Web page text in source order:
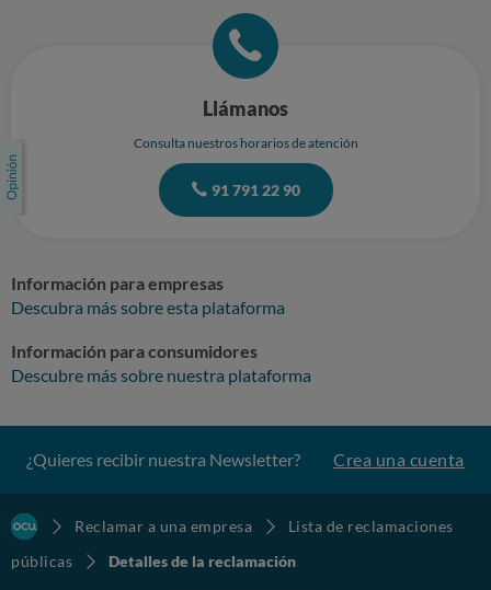
Llámanos
Consulta nuestros horarios de atención
91 791 22 90
Información para empresas
Descubra más sobre esta plataforma
Información para consumidores
Descubre más sobre nuestra plataforma
¿Quieres recibir nuestra Newsletter? Crea una cuenta
Reclamar a una empresa
Lista de reclamaciones
públicas
Detalles de la reclamación